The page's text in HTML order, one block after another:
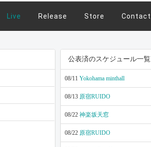
Live Release Store Contact
公表済のスケジュール一覧
08/11 Yokohama minthall
08/13 原宿RUIDO
08/22 神楽坂天窓
08/22 原宿RUIDO